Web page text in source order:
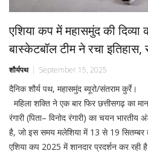
एशिया कप में महासमुंद की
बास्केटबॉल टीम ने रचा
शौर्यपथ September 15, 2025
दैनिक शौर्य पथ, महासमुंद ब्यूरो/संतराम कुर्रे।
महिला शक्ति ने एक बार फिर छत्तीसगढ़ का
रंगारी (पिता– विनोद रंगारी) का चयन
है, जो इस समय मलेशिया में 13 से 19
एशिया कप 2025 में शानदार प्रदर्शन कर रही